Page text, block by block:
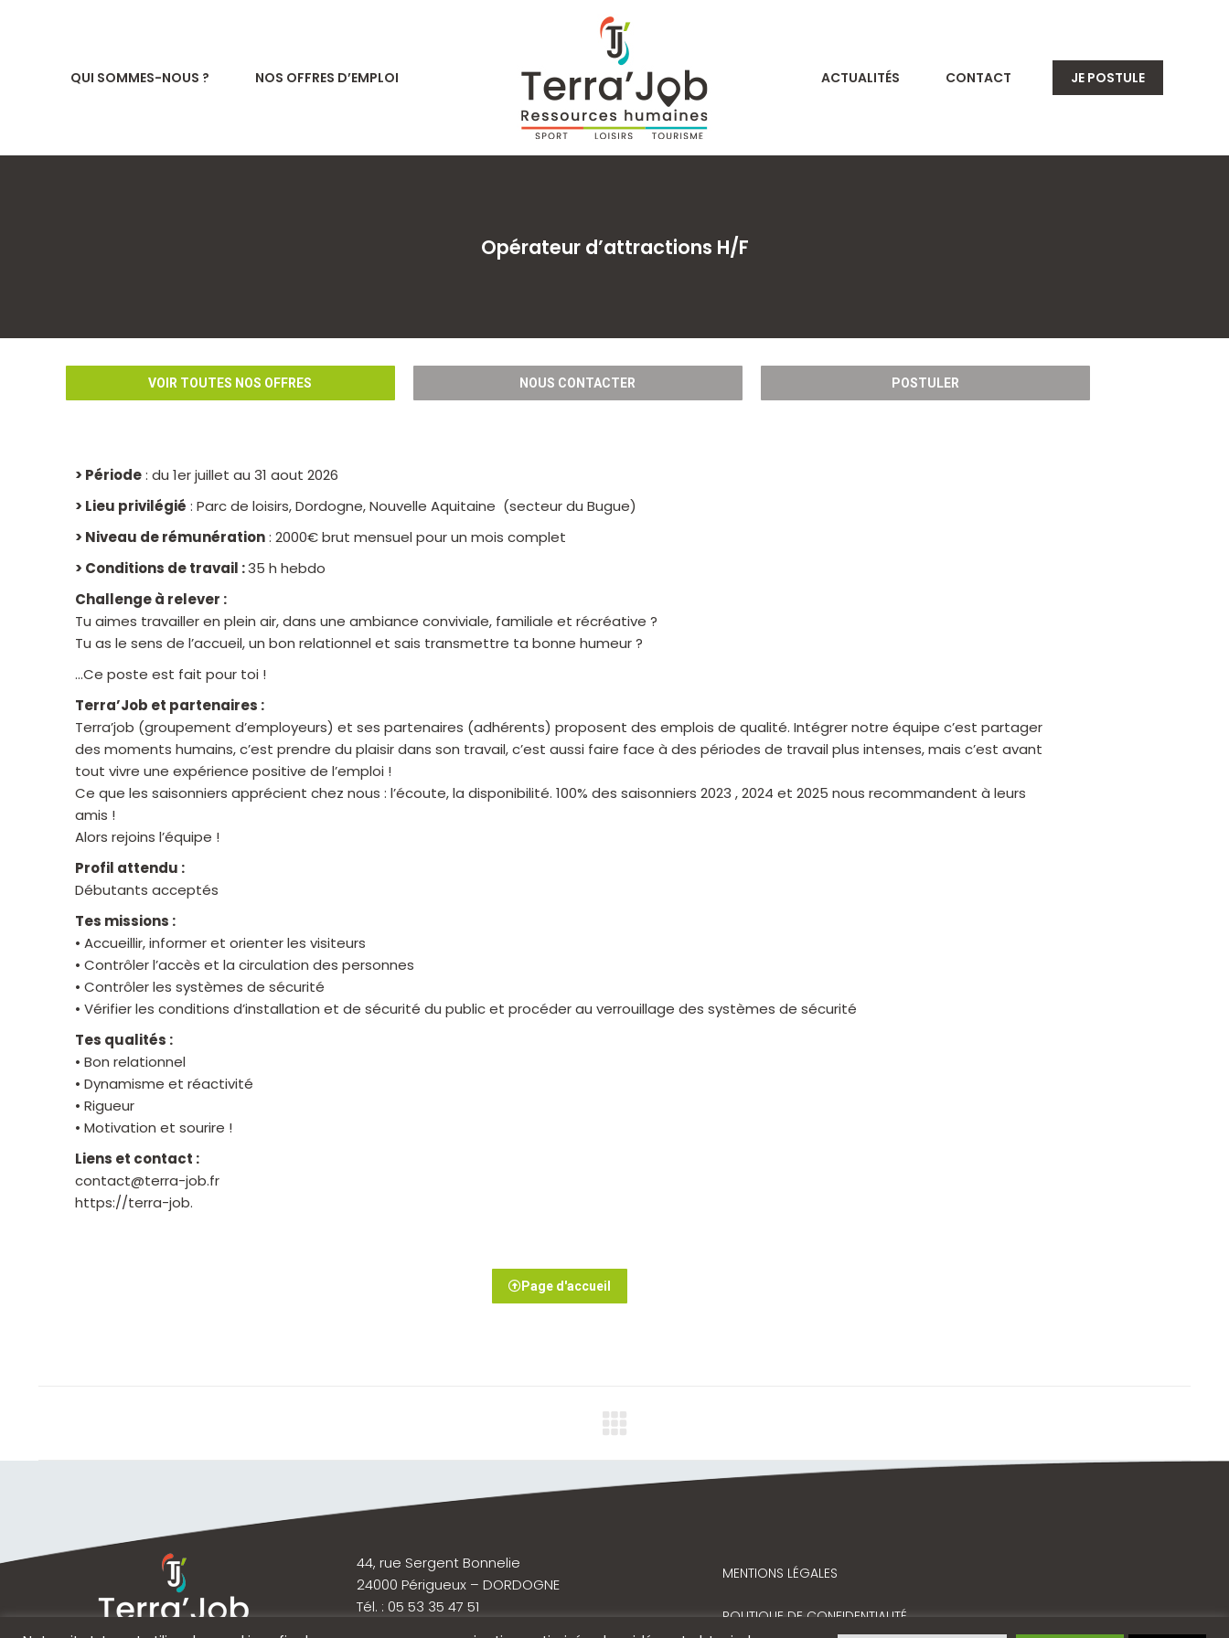
QUI SOMMES-NOUS ? NOS OFFRES D’EMPLOI ACTUALITÉS CONTACT JE POSTULE
Opérateur d’attractions H/F
VOIR TOUTES NOS OFFRES NOUS CONTACTER POSTULER
> Période: du 1er juillet au 31 aout 2026
> Lieu privilégié : Parc de loisirs, Dordogne, Nouvelle Aquitaine (secteur du Bugue)
> Niveau de rémunération: 2000€ brut mensuel pour un mois complet
> Conditions de travail :35 h hebdo
Challenge à relever :
Tu aimes travailler en plein air, dans une ambiance conviviale, familiale et récréative ?
Tu as le sens de l’accueil, un bon relationnel et sais transmettre ta bonne humeur ?
…Ce poste est fait pour toi !
Terra’Job et partenaires :
Terra’job (groupement d’employeurs) et ses partenaires (adhérents) proposent des emplois de qualité. Intégrer notre équipe c’est partager
des moments humains, c’est prendre du plaisir dans son travail, c’est aussi faire face à des périodes de travail plus intenses, mais c’est avant
tout vivre une expérience positive de l’emploi !
Ce que les saisonniers apprécient chez nous : l’écoute, la disponibilité. 100% des saisonniers 2023 , 2024 et 2025 nous recommandent à leurs
amis !
Alors rejoins l’équipe !
Profil attendu :
Débutants acceptés
Tes missions :
• Accueillir, informer et orienter les visiteurs
• Contrôler l’accès et la circulation des personnes
• Contrôler les systèmes de sécurité
• Vérifier les conditions d’installation et de sécurité du public et procéder au verrouillage des systèmes de sécurité
Tes qualités :
• Bon relationnel
• Dynamisme et réactivité
• Rigueur
• Motivation et sourire !
Liens et contact :
contact@terra-job.fr
https://terra-job.
Page d'accueil
44, rue Sergent Bonnelie
24000 Périgueux – DORDOGNE
Tél. : 05 53 35 47 51
MENTIONS LÉGALES
POLITIQUE DE CONFIDENTIALITÉ